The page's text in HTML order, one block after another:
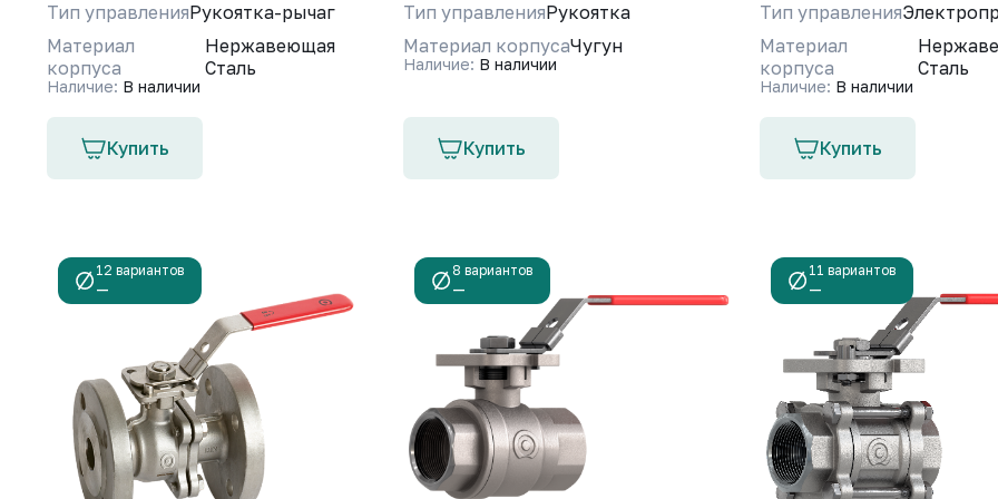
Тип управленияРукоятка-рычаг
Материал
корпуса
Нержавеющая
Сталь
Наличие: В наличии
Купить
Тип управленияРукоятка
Материал корпусаЧугун
Наличие: В наличии
Купить
Тип управления
Материал
корпуса
Сталь
Наличие: В наличии
Купить
12 вариантов
—
8 вариантов
—
11 вариантов
—